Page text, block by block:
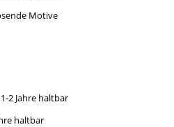
Motive
2 Jahre haltbar
haltbar